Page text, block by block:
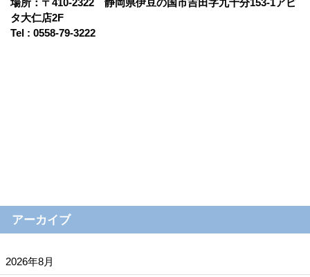
場所：〒410-2322 静岡県伊豆の国市吉田字九十分153-1アピ
タ大仁店2F
Tel : 0558-79-3222
アーカイブ
2026年8月